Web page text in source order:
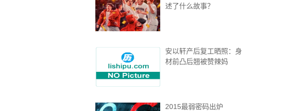
述了什么故事？
安以轩产后复工晒照：身
材前凸后翘被赞辣妈
2015最弱密码出炉